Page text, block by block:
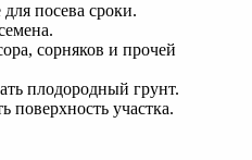
посева сроки.
сорняков и прочей
плодородный грунт.
поверхность участка.